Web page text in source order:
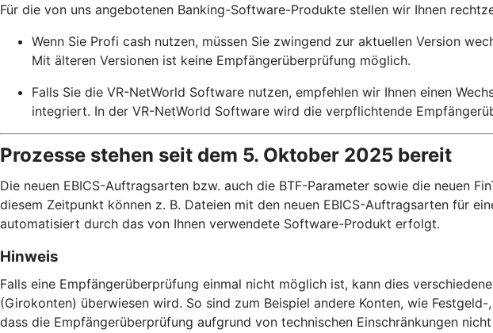
Für die von uns angebotenen Banking-Software-Produkte stellen wir Ihnen
Wenn Sie Profi cash nutzen, müssen Sie zwingend zur aktuellen Version
Mit älteren Versionen ist keine Empfängerüberprüfung möglich.
Falls Sie die VR-NetWorld Software nutzen, empfehlen wir Ihnen einen
integriert. In der VR-NetWorld Software wird die verpflichtende
Prozesse stehen seit dem 5. Oktober 2025 bereit
Die neuen EBICS-Auftragsarten bzw. auch die BTF-Parameter sowie die neuen
diesem Zeitpunkt können z. B. Dateien mit den neuen EBICS-Auftragsarten für
automatisiert durch das von Ihnen verwendete Software-Produkt erfolgt.
Hinweis
Falls eine Empfängerüberprüfung einmal nicht möglich ist, kann dies
(Girokonten) überwiesen wird. So sind zum Beispiel andere Konten, wie
dass die Empfängerüberprüfung aufgrund von technischen Einschränkungen